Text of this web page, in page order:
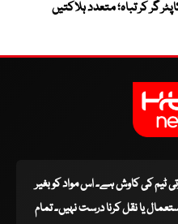
ٹیم کی کاوش ہے۔ اس مواد کو بغیر
یا نقل کرنا درست نہیں۔ تمام